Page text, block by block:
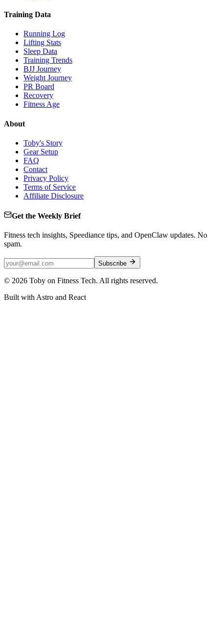
Training Data
Running Log
Lifting Stats
Sleep Data
Training Trends
BJJ Journey
Weight Journey
PR Board
Recovery
Fitness Age
About
Toby's Story
Gear Setup
FAQ
Contact
Privacy Policy
Terms of Service
Affiliate Disclosure
Get the Weekly Brief
Fitness tech insights, Speediance tips, and OpenClaw updates. No
spam.
Subscribe
© 2026 Toby on Fitness Tech. All rights reserved.
Built with Astro and React